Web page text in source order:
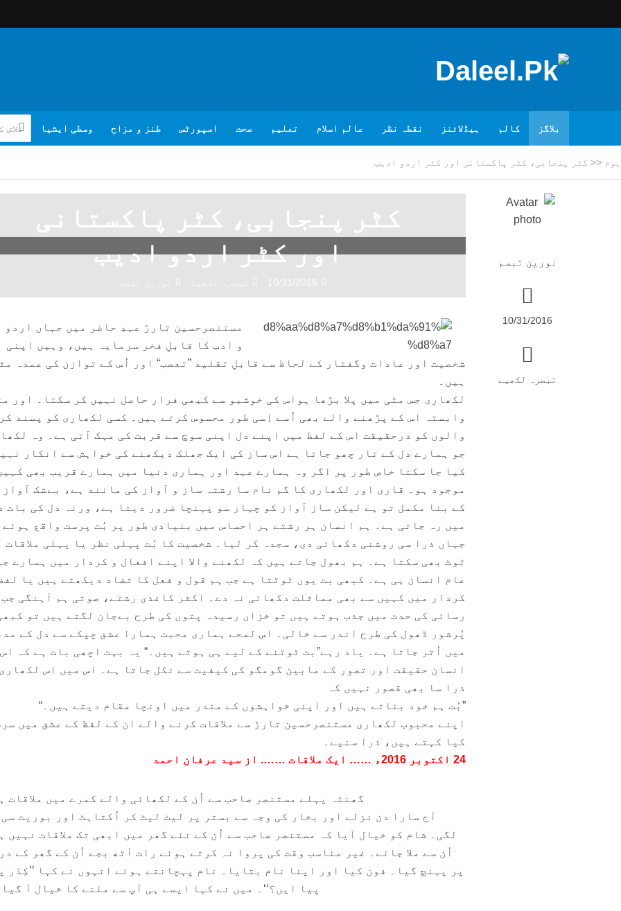
بلاگز کالم ہیڈلائنز نقطہ نظر عالم اسلام تعلیم صحت اسپورٹس طنز و مزاح وسطی ایشیا
ہوم << کٹر پنجابی، کٹر پاکستانی اور کٹر اردو ادیب
نورین تبسم
10/31/2016
تبصرہ لکھیے
کٹر پنجابی، کٹر پاکستانی
اور کٹر اردو ادیب
10/31/2016
مستنصرحسین تارڑ عہدِ حاضر میں جہاں اردو
و ادب کا قابلِ فخر سرمایہ ہیں، وہیں اپنی
شخصیت اور عادات وگفتار کے لحاظ سے قابلِ تقلید ”تعصب“ اور اُس کے توازن کی عمدہ
ہیں۔
لکھاری جس مٹی میں پلا بڑھا ہواس کی خوشبو سے کبھی فرار حاصل نہیں کر سکتا۔ اور
وابستہ اس کے پڑھنے والے بھی اُسے اِسی طور محسوس کرتے ہیں۔ کسی لکھاری کو پسند
والوں کو درحقیقت اس کے لفظ میں اپنے دل اپنی سوچ سے قربت کی مہک آتی ہے۔ وہ
جو ہمارے دل کے تار چھو جاتا ہے اس ساز کی ایک جھلک دیکھنے کی خواہش سے انکار
کیا جا سکتا خاص طور پر اگر وہ ہمارے عہد اور ہماری دنیا میں ہمارے قریب بھی
موجود ہو۔ قاری اور لکھاری کا گم نام سا رشتہ ساز و آواز کی مانند ہے، بےشک آواز
کے بنا مکمل تو ہے لیکن ساز آواز کو چہار سو پہنچا ضرور دیتا ہے، ورنہ دل کی بات
میں رہ جاتی ہے۔ ہم انسان ہر رشتے ہر احساس میں بنیادی طور پر بُت پرست واقع ہوئے
جہاں ذرا سی روشنی دکھائی دی، سجدہ کر لیا۔ شخصیت کا بُت پہلی نظر یا پہلی ملاقات
ٹوٹ بھی سکتا ہے۔ ہم بھول جاتے ہیں کہ لکھنے والا اپنے افعال و کردار میں ہمارے
عام انسان ہی ہے۔ کبھی بت یوں ٹوٹتا ہے جب ہم قول و فعل کا تضاد دیکھتے ہیں یا
کردار میں کہیں سے بھی مماثلت دکھائی نہ دے۔ اکثر کاغذی رشتے، صوتی ہم آہنگی جب
رسائی کی حدت میں جذب ہوتے ہیں تو خزاں رسیدہ پتوں کی طرح بےجان لگتے ہیں تو
پُرشور ڈھول کی طرح اندر سے خالی۔ اس لمحے ہماری محبت ہمارا عشق چپکے سے دل کے
میں اُتر جاتا ہے۔ یاد رہے”بت ٹوٹنے کے لیے ہی ہوتے ہیں۔“ یہ بہت اچھی بات ہے کہ
انسان حقیقت اور تصور کے مابین گومگو کی کیفیت سے نکل جاتا ہے۔ اس میں اس
ذرا سا بھی قصور نہیں کہ
”بُت ہم خود بناتے ہیں اور اپنی خواہشوں کے مندر میں اونچا مقام دیتے ہیں۔“
اپنے محبوب لکھاری مستنصرحسین تارڑ سے ملاقات کرنے والے ان کے لفظ کے عشق میں
کیا کہتے ہیں، ذرا سنیے۔
24 اکتوبر 2016ء …… ایک ملاقات ……. از سید عرفان احمد
گھنٹہ پہلے مستنصر صاحب سے اُن کے لکھائی والے کمرے میں ملاقات
آج سارا دن نزلے اور بخار کی وجہ سے بستر پر لیٹ لیٹ کر اُکتاہٹ اور بوریت
لگی۔ شام کو خیال آیا کہ مستنصر صاحب سے اُن کے نئے گھر میں ابھی تک ملاقات نہیں
اُن سے ملا جائے۔ غیر مناسب وقت کی پروا نہ کرتے ہوئے رات آٹھ بجے اُن کے گھر کے
پر پہنچ گیا۔ فون کیا اور اپنا نام بتایا۔ نام پہچانتے ہوئے انہوں نے کہا ’’کِدّر
پیا ایں؟‘‘۔ میں نے کہا ایسے ہی آپ سے ملنے کا خیال آ گیا